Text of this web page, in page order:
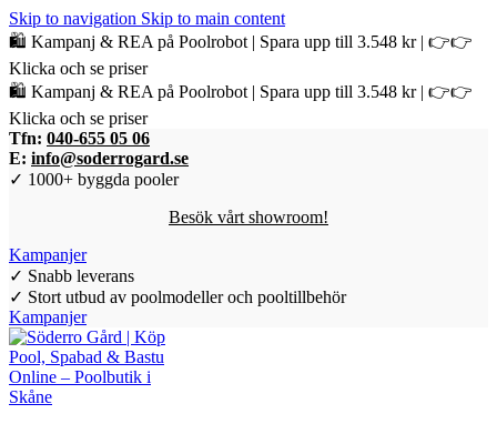
Skip to navigation Skip to main content
🛍️ Kampanj & REA på Poolrobot | Spara upp till 3.548 kr | 👉👉
Klicka och se priser
🛍️ Kampanj & REA på Poolrobot | Spara upp till 3.548 kr | 👉👉
Klicka och se priser
Tfn: 040-655 05 06
E: info@soderrogard.se
✓ 1000+ byggda pooler
Besök vårt showroom!
Kampanjer
✓ Snabb leverans
✓ Stort utbud av poolmodeller och pooltillbehör
Kampanjer